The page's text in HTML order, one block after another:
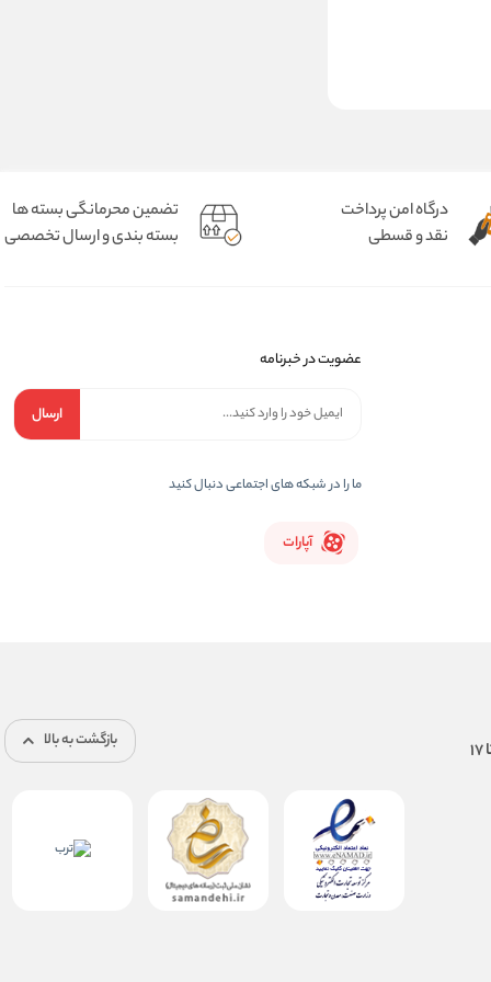
درگاه امن پرداخت
نقد و قسطی
تضمین محرمانگی بسته ها
بسته بندی و ارسال تخصصی
عضویت در خبرنامه
ارسال
ما را در شبکه های اجتماعی دنبال کنید
آپارات
بازگشت به بالا